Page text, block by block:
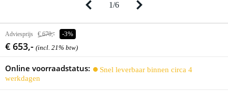
1/6
Adviesprijs € 670,- -3%
€ 653,- (incl. 21% btw)
Online voorraadstatus:
Snel leverbaar binnen circa 4
werkdagen